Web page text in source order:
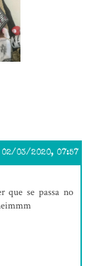
02/03/2020, 07:57
que se passa no